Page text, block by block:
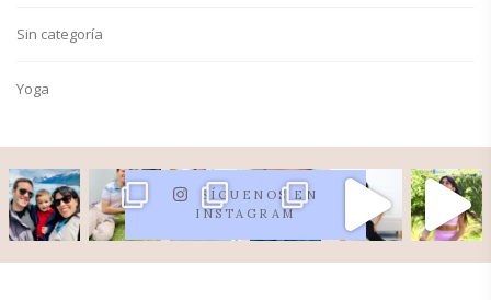
Sin categoría
Yoga
SÍGUENOS EN
INSTAGRAM